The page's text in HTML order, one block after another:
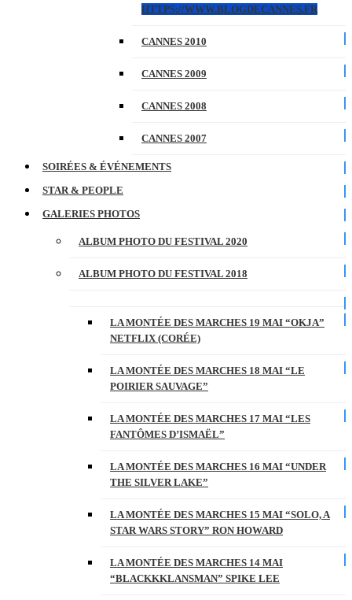
HTTPS://WWW.BLOGDECANNES.FR
CANNES 2010
CANNES 2009
CANNES 2008
CANNES 2007
SOIRÉES & ÉVÉNEMENTS
STAR & PEOPLE
GALERIES PHOTOS
ALBUM PHOTO DU FESTIVAL 2020
ALBUM PHOTO DU FESTIVAL 2018
LA MONTÉE DES MARCHES 19 MAI “OKJA”
NETFLIX (CORÉE)
LA MONTÉE DES MARCHES 18 MAI “LE
POIRIER SAUVAGE”
LA MONTÉE DES MARCHES 17 MAI “LES
FANTÔMES D’ISMAËL”
LA MONTÉE DES MARCHES 16 MAI “UNDER
THE SILVER LAKE”
LA MONTÉE DES MARCHES 15 MAI “SOLO, A
STAR WARS STORY” RON HOWARD
LA MONTÉE DES MARCHES 14 MAI
“BLACKKKLANSMAN” SPIKE LEE